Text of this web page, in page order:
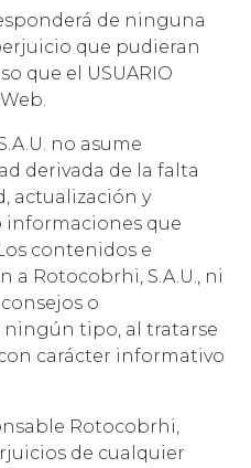
de ninguna
que pudieran
que el USUARIO
no asume
derivada de la falta
actualización y
informaciones que
contenidos e
Rotocobrhi, S.A.U., ni
o
ningún tipo, al tratarse
carácter informativo
Rotocobrhi,
de cualquier